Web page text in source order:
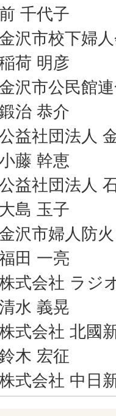
千代子
沢市校下婦
荷 明彦
沢市公民館
治 恭介
益社団法人
藤 幹恵
益社団法人
大島 玉子
沢市婦人防
田 一亮
式会社 ラジ
水 義晃
式会社 北國
木 宏征
式会社 中日